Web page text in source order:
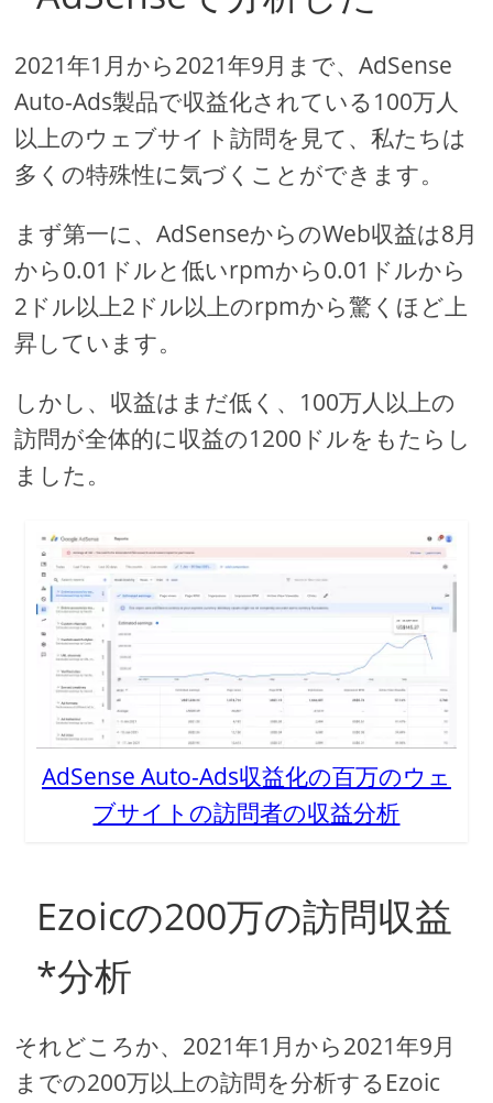
2021年1月から2021年9月まで、AdSense
Auto-Ads製品で収益化されている100万人
以上のウェブサイト訪問を見て、私たちは
多くの特殊性に気づくことができます。
まず第一に、AdSenseからのWeb収益は8月
から0.01ドルと低いrpmから0.01ドルから
2ドル以上2ドル以上のrpmから驚くほど上
昇しています。
しかし、収益はまだ低く、100万人以上の
訪問が全体的に収益の1200ドルをもたらし
ました。
AdSense Auto-Ads収益化の百万のウェ
ブサイトの訪問者の収益分析
Ezoicの200万の訪問収益
*分析
それどころか、2021年1月から2021年9月
までの200万以上の訪問を分析するEzoic